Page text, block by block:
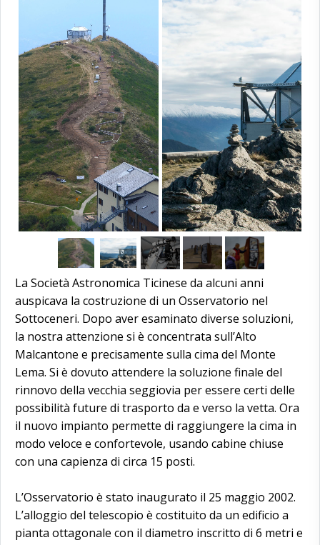
La Società Astronomica Ticinese da alcuni anni
auspicava la costruzione di un Osservatorio nel
Sottoceneri. Dopo aver esaminato diverse soluzioni,
la nostra attenzione si è concentrata sull’Alto
Malcantone e precisamente sulla cima del Monte
Lema. Si è dovuto attendere la soluzione finale del
rinnovo della vecchia seggiovia per essere certi delle
possibilità future di trasporto da e verso la vetta. Ora
il nuovo impianto permette di raggiungere la cima in
modo veloce e confortevole, usando cabine chiuse
con una capienza di circa 15 posti.
L’Osservatorio è stato inaugurato il 25 maggio 2002.
L’alloggio del telescopio è costituito da un edificio a
pianta ottagonale con il diametro inscritto di 6 metri e